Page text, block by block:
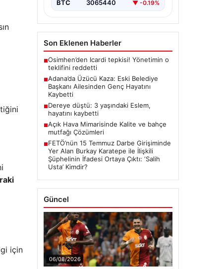
için
BTC 3065440 ▼ -0.19%
Son Eklenen Haberler
■Osimhen’den Icardi tepkisi! Yönetimin o
teklifini reddetti
■Adana’da Üzücü Kaza: Eski Belediye
Başkanı Ailesinden Genç Hayatını
Kaybetti
■Dereye düştü: 3 yaşındaki Eslem,
hayatını kaybetti
■Açık Hava Mimarisinde Kalite ve bahçe
mutfağı Çözümleri
■FETÖ’nün 15 Temmuz Darbe Girişiminde
Yer Alan Burkay Karatepe ile İlişkili
Şüphelinin İfadesi Ortaya Çıktı: ‘Salih
Usta’ Kimdir?
Güncel
06/08/2026